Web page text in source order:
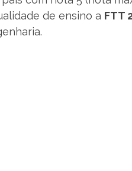
de ensino a FTT